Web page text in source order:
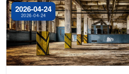
2026-04-24
2026-04-24